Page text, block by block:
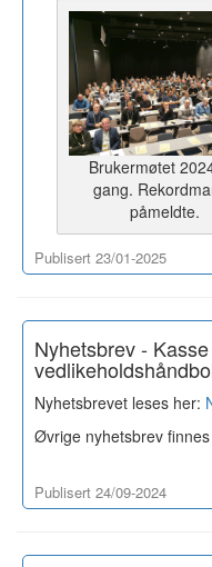
Brukermøtet
gang.
påmeldte.
Publisert 23/01-2025
Nyhetsbrev -
Nyhetsbrevet leses her:
Øvrige nyhetsbrev
Publisert 24/09-2024